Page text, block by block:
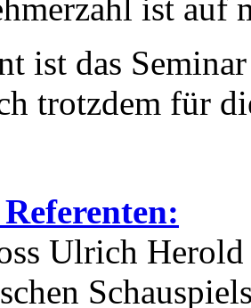
ist auf
ist das
trotzdem für
Ulrich